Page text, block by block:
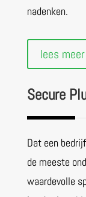
nadenken.
lees meer
Secure
Dat een
de meeste
waardevolle